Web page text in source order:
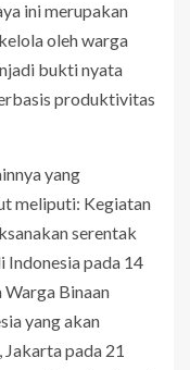
ini merupakan
oleh warga
bukti nyata
produktivitas
yang
meliputi: Kegiatan
serentak
Indonesia pada 14
Binaan
yang akan
Jakarta pada 21